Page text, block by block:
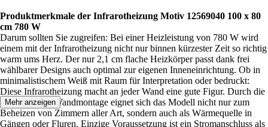
Produktmerkmale der Infrarotheizung Motiv 12569040 100 x 80
cm 780 W
Darum sollten Sie zugreifen: Bei einer Heizleistung von 780 W wird
einem mit der Infrarotheizung nicht nur binnen kürzester Zeit so richtig
warm ums Herz. Der nur 2,1 cm flache Heizkörper passt dank frei
wählbarer Designs auch optimal zur eigenen Inneneinrichtung. Ob in
minimalistischem Weiß mit Raum für Interpretation oder bedruckt:
Diese Infrarotheizung macht an jeder Wand eine gute Figur. Durch die
platzsparende Wandmontage eignet sich das Modell nicht nur zum
Beheizen von Zimmern aller Art, sondern auch als Wärmequelle in
Gängen oder Fluren. Einzige Voraussetzung ist ein Stromanschluss als
Mehr anzeigen